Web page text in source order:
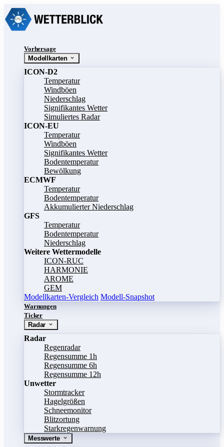
Vorhersage
Modellkarten
ICON-D2
Temperatur
Windböen
Niederschlag
Signifikantes Wetter
Simuliertes Radar
ICON-EU
Temperatur
Windböen
Signifikantes Wetter
Bodentemperatur
Bewölkung
ECMWF
Temperatur
Bodentemperatur
Akkumulierter Niederschlag
GFS
Temperatur
Bodentemperatur
Niederschlag
Weitere Wettermodelle
ICON-RUC
HARMONIE
AROME
GEM
Modellkarten-Vergleich Modell-Snapshot
Warnungen
Ticker
Radar
Radar
Regenradar
Regensumme 1h
Regensumme 6h
Regensumme 12h
Unwetter
Stormtracker
Hagelgrößen
Schneemonitor
Blitzortung
Starkregenwarnung
Messwerte